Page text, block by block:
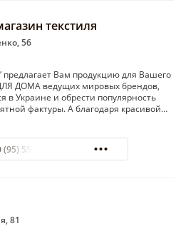
текстиля
56
предлагает Вам продукцию для Вашего
ДОМА ведущих мировых брендов,
в Украине и обрести популярность
фактуры. А благодаря красивой…
558-67-67
81